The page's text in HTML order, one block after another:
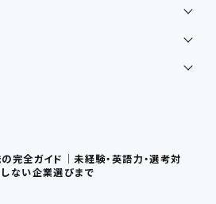
完全ガイド｜未経験・英語力・選考対
ない企業選びまで